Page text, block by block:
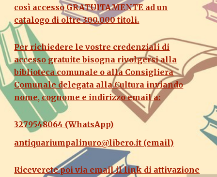
così accesso GRATUITAMENTE ad un
catalogo di oltre 300.000 titoli.
Per richiedere le vostre credenziali di
accesso gratuite bisogna rivolgersi alla
biblioteca comunale o alla Consigliera
Comunale delegata alla Cultura inviando
nome, cognome e indirizzo email a:
3279548064 (WhatsApp)
antiquariumpalinuro@libero.it (email)
Riceverete poi via email il link di attivazione